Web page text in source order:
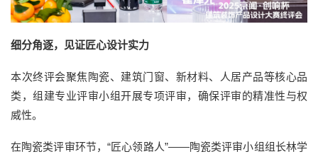
细分角逐，见证匠心设计实力
本次终评会聚焦陶瓷、建筑门窗、新材料、人居产品等核心品
类，组建专业评审小组开展专项评审，确保评审的精准性与权
威性。
在陶瓷类评审环节，“匠心领路人”——陶瓷类评审小组组长林学